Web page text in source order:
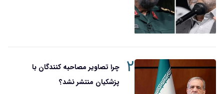
۲
چرا تصاویر مصاحبه کنندگان با
پزشکیان منتشر نشد؟